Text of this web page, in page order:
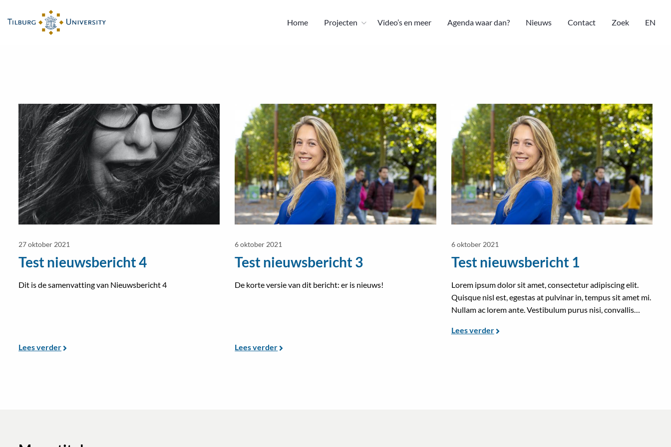
Home Projecten Video’s en meer Agenda waar dan? Nieuws Contact Zoek EN
Categorie:
27 oktober 2021
Test nieuwsbericht 4
Dit is de samenvatting van Nieuwsbericht 4
Lees verder
Lees
meer
over
6 oktober 2021
Test nieuwsbericht 3
De korte versie van dit bericht: er is nieuws!
Lees verder
meer
over
6 oktober 2021
Test nieuwsbericht 1
Lorem ipsum dolor sit amet, consectetur adipiscing elit.
Quisque nisl est, egestas at pulvinar in, tempus sit amet mi.
Nullam ac lorem ante. Vestibulum purus nisi, convallis
viverra ac lectus sit amet, tempus faucibus augue. Aliquam
Lees verder
meer
over